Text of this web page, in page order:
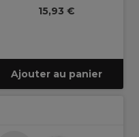
15,93 €
Ajouter au panier